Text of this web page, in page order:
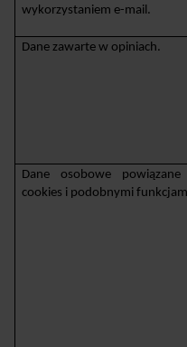
wykorzystaniem e-mail.
Dane zawarte w opiniach.
Dane osobowe
cookies i podobnymi